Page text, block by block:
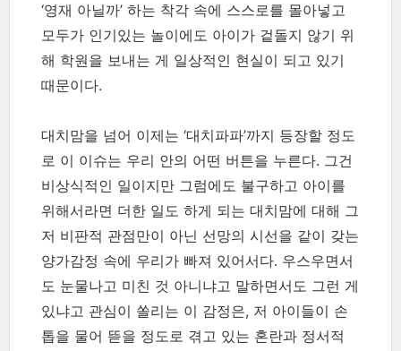
‘영재 아닐까’ 하는 착각 속에 스스로를 몰아넣고
모두가 인기있는 놀이에도 아이가 겉돌지 않기 위
해 학원을 보내는 게 일상적인 현실이 되고 있기
때문이다.
대치맘을 넘어 이제는 ‘대치파파’까지 등장할 정도
로 이 이슈는 우리 안의 어떤 버튼을 누른다. 그건
비상식적인 일이지만 그럼에도 불구하고 아이를
위해서라면 더한 일도 하게 되는 대치맘에 대해 그
저 비판적 관점만이 아닌 선망의 시선을 같이 갖는
양가감정 속에 우리가 빠져 있어서다. 우스우면서
도 눈물나고 미친 것 아니냐고 말하면서도 그런 게
있냐고 관심이 쏠리는 이 감정은, 저 아이들이 손
톱을 물어 뜯을 정도로 겪고 있는 혼란과 정서적